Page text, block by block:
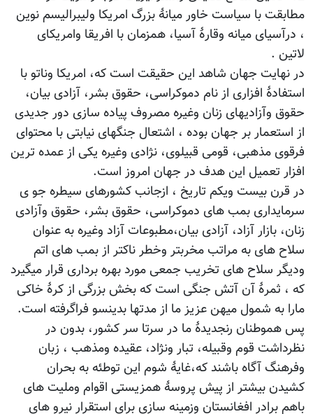
مطابقت با سیاست خاور میانۀ بزرگ امریکا ولیبرالیسم نوین
، درآسیای میانه وقارۀ آسیا، همزمان با افریقا وامریکای
لاتین .
در نهایت جهان شاهد این حقیقت است که، امریکا وناتو با
استفادۀ افزاری از نام دموکراسی، حقوق بشر، آزادی بیان،
حقوق وآزادیهای زنان وغیره مصروف پیاده سازی دور جدیدی
از استعمار بر جهان بوده ، اشتعال جنگهای نیابتی با محتوای
فرقوی مذهبی، قومی قبیلوی، نژادی وغیره یکی از عمده ترین
افزار تعمیل این هدف در جهان امروز است.
در قرن بیست ویکم تاریخ ، ازجانب کشورهای سیطره جو ی
سرمایداری بمب های دموکراسی، حقوق بشر، حقوق وآزادی
زنان، بازار آزاد، آزادی بیان،مطبوعات آزاد وغیره به عنوان
سلاح های به مراتب مخربتر وخطر ناکتر از بمب های اتم
ودیگر سلاح های تخریب جمعی مورد بهره برداری قرار میگیرد
که ، ثمرۀ آن آتش جنگی است که بخش بزرگی از کرۀ خاکی
مارا به شمول میهن عزیز ما از مدتها بدینسو فراگرفته است.
پس هموطنان رنجدیدۀ ما در سرتا سر کشور، بدون در
نظرداشت قوم وقبیله، تبار ونژاد، عقیده ومذهب ، زبان
وفرهنگ آگاه باشند که،غایۀ شوم این توطئه به بحران
کشیدن بیشتر از پیش پروسۀ همزیستی اقوام وملیت های
باهم برادر افغانستان وزمینه سازی برای استقرار نیرو های